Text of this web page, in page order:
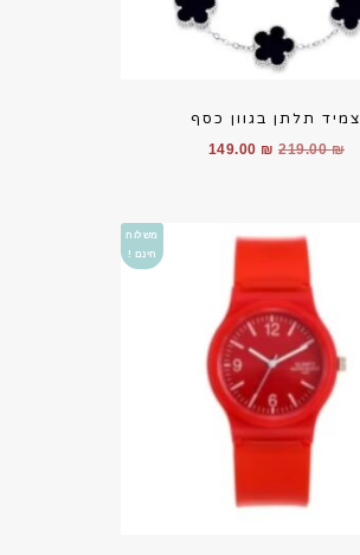
צמיד תלתן בגוון כסף
219.00₪
המחיר
219.00 ₪.
149.00 ₪
המחיר
משלוח
חינם !